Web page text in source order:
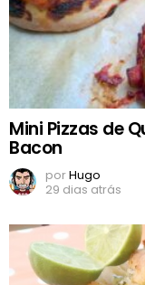
Mini Pizzas de
Bacon
porHugo
29 dias atrás